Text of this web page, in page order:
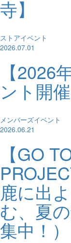
寺】
ストアイベント
2026.07.01
【2026
ント開
メンバーズイベント
2026.06.21
【GO
鹿に出
む、夏
集中！）